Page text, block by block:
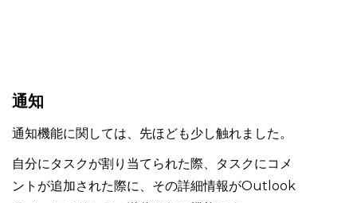
通知
通知機能に関しては、先ほども少し触れました。
自分にタスクが割り当てられた際、タスクにコメ
ントが追加された際に、その詳細情報がOutlook